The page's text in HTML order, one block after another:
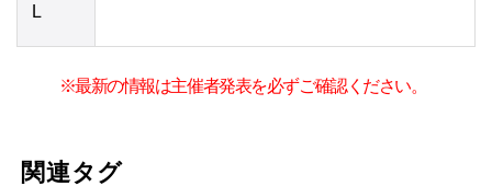
L
※最新の情報は主催者発表を必ずご確認ください。
関連タグ